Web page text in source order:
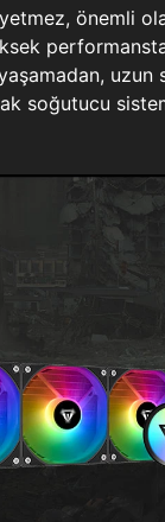
önemli
uzun
soğutucu